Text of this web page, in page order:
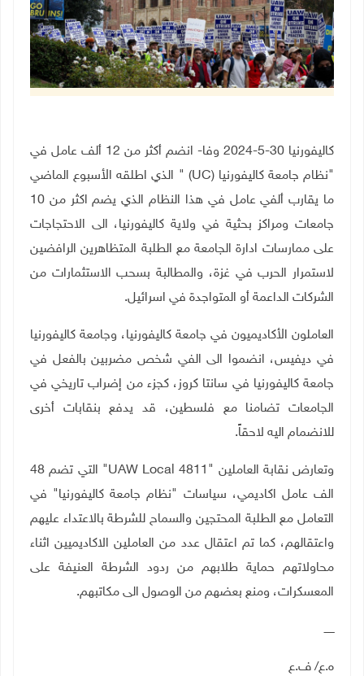
كاليفورنيا 30-5-2024 وفا- انضم أكثر من 12 ألف عامل في
"نظام جامعة كاليفورنيا (UC) " الذي اطلقه الأسبوع الماضي
ما يقارب ألفي عامل في هذا النظام الذي يضم اكثر من 10
جامعات ومراكز بحثية في ولاية كاليفورنيا، الى الاحتجاجات
على ممارسات ادارة الجامعة مع الطلبة المتظاهرين الرافضين
لاستمرار الحرب في غزة، والمطالبة بسحب الاستثمارات من
الشركات الداعمة أو المتواجدة في اسرائيل.
العاملون الأكاديميون في جامعة كاليفورنيا، وجامعة كاليفورنيا
في ديفيس، انضموا الى الفي شخص مضربين بالفعل في
جامعة كاليفورنيا في سانتا كروز، كجزء من إضراب تاريخي في
الجامعات تضامنا مع فلسطين، قد يدفع بنقابات أخرى
للانضمام اليه لاحقاً.
وتعارض نقابة العاملين "UAW Local 4811"
التي تضم 48
الف عامل اكاديمي، سياسات "نظام جامعة كاليفورنيا" في
التعامل مع الطلبة المحتجين والسماح للشرطة بالاعتداء عليهم
واعتقالهم، كما تم اعتقال عدد من العاملين الاكاديميين اثناء
محاولاتهم حماية طلابهم من ردود الشرطة العنيفة على
المعسكرات، ومنع بعضهم من الوصول الى مكاتبهم.
ــــــ
ه.ع/ ف.ع